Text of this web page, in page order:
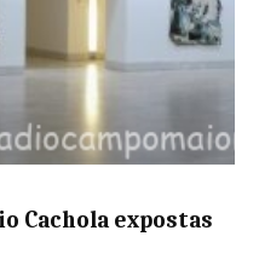
Cachola expostas